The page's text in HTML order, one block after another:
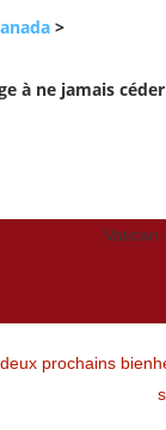
>
à ne jamais